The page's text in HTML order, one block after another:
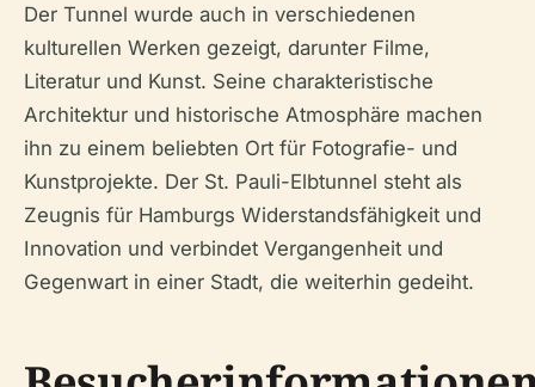
Der Tunnel wurde auch in verschiedenen
kulturellen Werken gezeigt, darunter Filme,
Literatur und Kunst. Seine charakteristische
Architektur und historische Atmosphäre machen
ihn zu einem beliebten Ort für Fotografie- und
Kunstprojekte. Der St. Pauli-Elbtunnel steht als
Zeugnis für Hamburgs Widerstandsfähigkeit und
Innovation und verbindet Vergangenheit und
Gegenwart in einer Stadt, die weiterhin gedeiht.